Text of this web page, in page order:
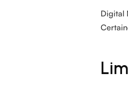
Digital